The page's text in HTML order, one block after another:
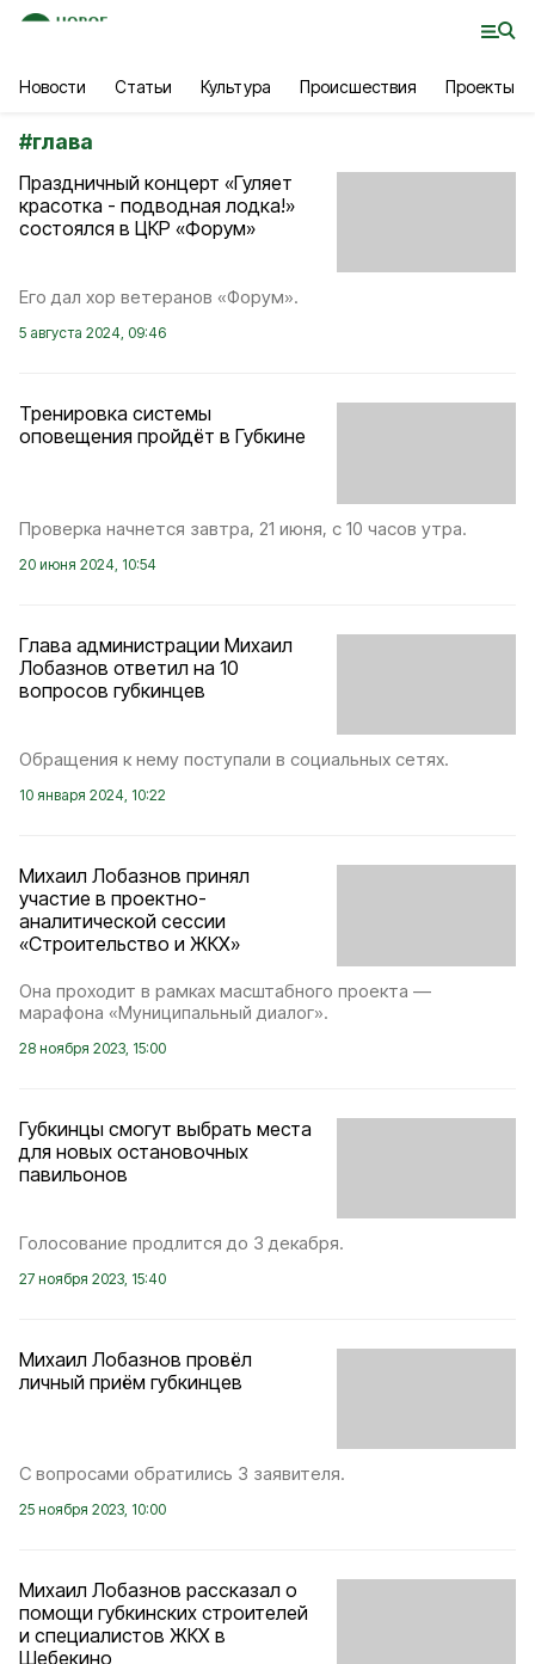
Новости Статьи Культура Происшествия Проекты
#глава
Праздничный концерт «Гуляет
красотка - подводная лодка!»
состоялся в ЦКР «Форум»
Его дал хор ветеранов «Форум».
5 августа 2024, 09:46
Тренировка системы
оповещения пройдёт в Губкине
Проверка начнется завтра, 21 июня, с 10 часов утра.
20 июня 2024, 10:54
Глава администрации Михаил
Лобазнов ответил на 10
вопросов губкинцев
Обращения к нему поступали в социальных сетях.
10 января 2024, 10:22
Михаил Лобазнов принял
участие в проектно-
аналитической сессии
«Строительство и ЖКХ»
Она проходит в рамках масштабного проекта —
марафона «Муниципальный диалог».
28 ноября 2023, 15:00
Губкинцы смогут выбрать места
для новых остановочных
павильонов
Голосование продлится до 3 декабря.
27 ноября 2023, 15:40
Михаил Лобазнов провёл
личный приём губкинцев
С вопросами обратились 3 заявителя.
25 ноября 2023, 10:00
Михаил Лобазнов рассказал о
помощи губкинских строителей
и специалистов ЖКХ в
Шебекино